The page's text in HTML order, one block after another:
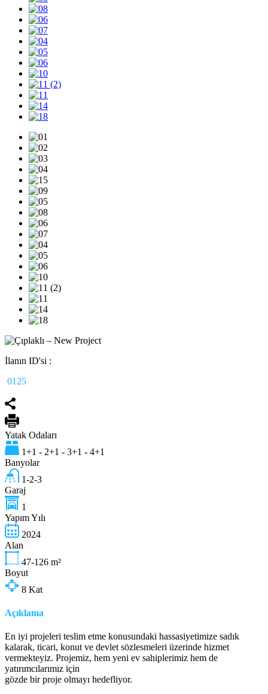
İlanın ID'si :
0125
Yatak Odaları
1+1 - 2+1 - 3+1 - 4+1
Banyolar
1-2-3
Garaj
1
Yapım Yılı
2024
Alan
47-126 m²
Boyut
8 Kat
Açıklama
En iyi projeleri teslim etme konusundaki hassasiyetimize sadık
kalarak, ticari, konut ve devlet sözlesmeleri üzerinde hizmet
vermekteyiz. Projemiz, hem yeni ev sahiplerimiz hem de
yatırımcılarımız için
gözde bir proje olmayı hedefliyor.